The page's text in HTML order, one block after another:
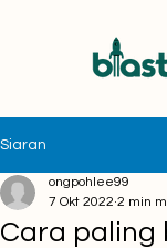
Siaran
Cara paling
ongpohlee99
7 Okt 2022 2 min